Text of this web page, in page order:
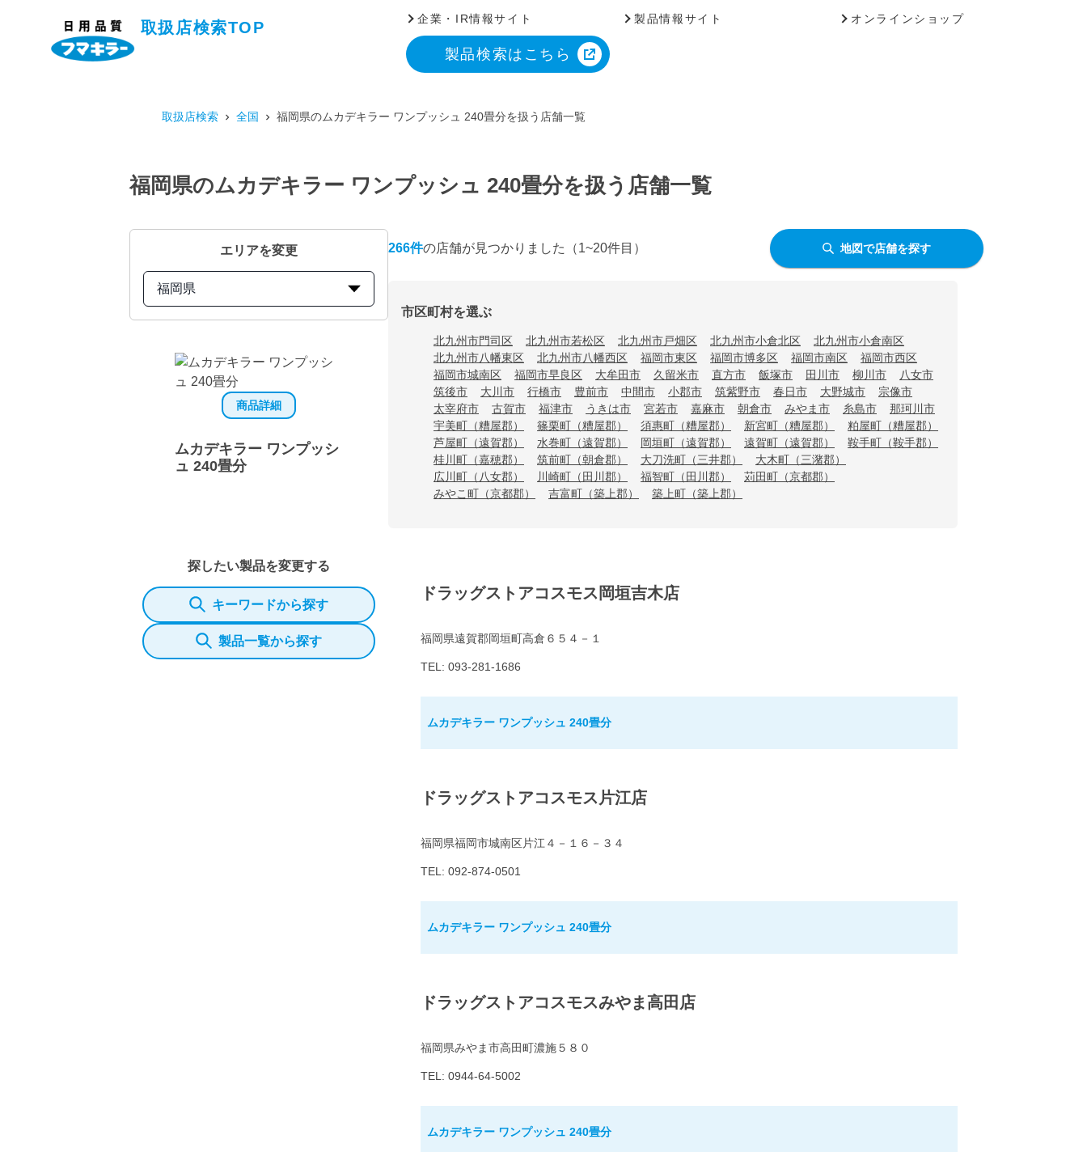
取扱店検索TOP
企業・IR情報サイト 製品情報サイト オンラインショップ
製品検索はこちら
取扱店検索 全国 福岡県のムカデキラー ワンプッシュ 240畳分を扱う店舗一覧
福岡県のムカデキラー ワンプッシュ 240畳分を扱う店舗一覧
エリアを変更
福岡県
商品詳細
ムカデキラー ワンプッシ
ュ 240畳分
探したい製品を変更する
キーワードから探す
製品一覧から探す
266件の店舗が見つかりました （1~20件目） 地図で店舗を探す
市区町村を選ぶ
北九州市門司区 北九州市若松区 北九州市戸畑区 北九州市小倉北区
北九州市小倉南区
北九州市八幡東区
北九州市八幡西区 福岡市東区 福岡市博多区 福岡市南区
福岡市西区
福岡市城南区
福岡市早良区 大牟田市 久留米市 直方市 飯塚市 田川市 柳川市
八女市
筑後市
大川市 行橋市 豊前市 中間市 小郡市 筑紫野市 春日市 大野城市
宗像市
太宰府市
古賀市 福津市 うきは市 宮若市 嘉麻市 朝倉市 みやま市 糸島市
那珂川市
宇美町（糟屋郡）
篠栗町（糟屋郡） 須惠町（糟屋郡） 新宮町（糟屋郡）
粕屋町（糟屋郡）
芦屋町（遠賀郡）
水巻町（遠賀郡） 岡垣町（遠賀郡） 遠賀町（遠賀郡）
鞍手町（鞍手郡）
桂川町（嘉穂郡）
筑前町（朝倉郡） 大刀洗町（三井郡）
大木町（三潴郡）
広川町（八女郡）
川崎町（田川郡） 福智町（田川郡）
苅田町（京都郡）
みやこ町（京都郡）
吉富町（築上郡） 築上町（築上郡）
ドラッグストアコスモス岡垣吉木店
福岡県遠賀郡岡垣町高倉６５４－１
TEL: 093-281-1686
ムカデキラー ワンプッシュ 240畳分
ドラッグストアコスモス片江店
福岡県福岡市城南区片江４－１６－３４
TEL: 092-874-0501
ムカデキラー ワンプッシュ 240畳分
ドラッグストアコスモスみやま高田店
福岡県みやま市高田町濃施５８０
TEL: 0944-64-5002
ムカデキラー ワンプッシュ 240畳分